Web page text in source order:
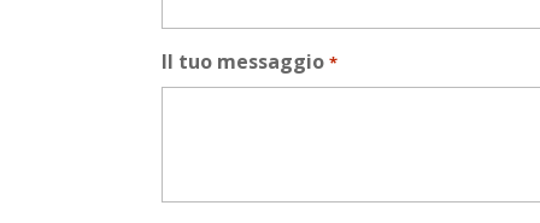
Il tuo messaggio *